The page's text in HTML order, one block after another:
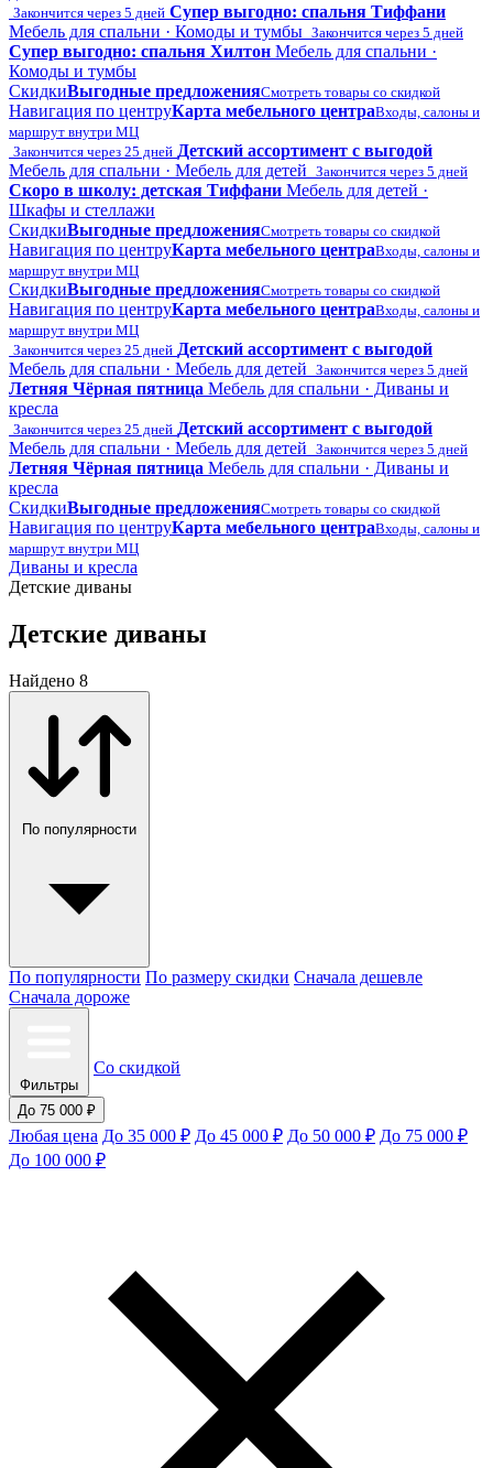
Закончится через 5 дней Супер выгодно: спальня Тиффани
Мебель для спальни · Комоды и тумбы Закончится через 5 дней
Супер выгодно: спальня Хилтон Мебель для спальни ·
Комоды и тумбы
СкидкиВыгодные предложенияСмотреть товары со скидкой
Навигация по центруКарта мебельного центраВходы, салоны и
маршрут внутри МЦ
Закончится через 25 дней Детский ассортимент с выгодой
Мебель для спальни · Мебель для детей Закончится через 5 дней
Скоро в школу: детская Тиффани Мебель для детей ·
Шкафы и стеллажи
СкидкиВыгодные предложенияСмотреть товары со скидкой
Навигация по центруКарта мебельного центраВходы, салоны и
маршрут внутри МЦ
СкидкиВыгодные предложенияСмотреть товары со скидкой
Навигация по центруКарта мебельного центраВходы, салоны и
маршрут внутри МЦ
Закончится через 25 дней Детский ассортимент с выгодой
Мебель для спальни · Мебель для детей Закончится через 5 дней
Летняя Чёрная пятница Мебель для спальни · Диваны и
кресла
Закончится через 25 дней Детский ассортимент с выгодой
Мебель для спальни · Мебель для детей Закончится через 5 дней
Летняя Чёрная пятница Мебель для спальни · Диваны и
кресла
СкидкиВыгодные предложенияСмотреть товары со скидкой
Навигация по центруКарта мебельного центраВходы, салоны и
маршрут внутри МЦ
Диваны и кресла
Детские диваны
Детские диваны
Найдено 8
По популярности
По популярности По размеру скидки Сначала дешевле
Сначала дороже
Фильтры
Со скидкой
До 75 000 ₽
Любая цена До 35 000 ₽ До 45 000 ₽ До 50 000 ₽ До 75 000 ₽
До 100 000 ₽